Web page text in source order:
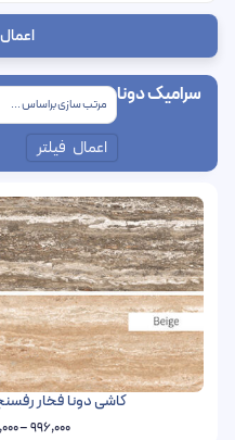
اعمال
سرامیک دونا
اعمال فیلتر
کاشی دونا فخار رفسنجان 40 در 120 پرسلان
996,000
–